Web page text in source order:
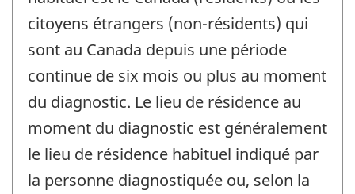
citoyens étrangers (non-résidents) qui
sont au Canada depuis une période
continue de six mois ou plus au moment
du diagnostic. Le lieu de résidence au
moment du diagnostic est généralement
le lieu de résidence habituel indiqué par
la personne diagnostiquée ou, selon la